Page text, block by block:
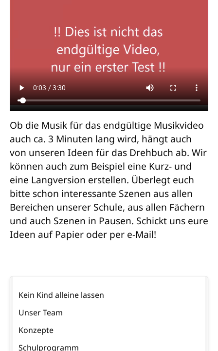
Ob die Musik für das endgültige Musikvideo
auch ca. 3 Minuten lang wird, hängt auch
von unseren Ideen für das Drehbuch ab. Wir
können auch zum Beispiel eine Kurz- und
eine Langversion erstellen. Überlegt euch
bitte schon interessante Szenen aus allen
Bereichen unserer Schule, aus allen Fächern
und auch Szenen in Pausen. Schickt uns eure
Ideen auf Papier oder per e-Mail!
überspringen
Kein Kind alleine lassen
Unser Team
Konzepte
Schulprogramm